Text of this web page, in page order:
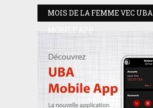
MOIS DE LA FEMME VEC UBA
MOBILE APP